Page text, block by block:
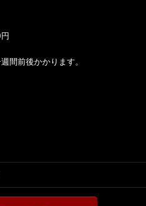
間前後かかります。